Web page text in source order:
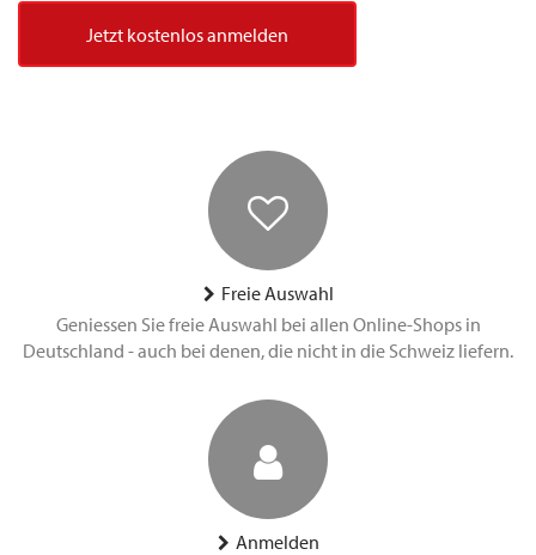
Jetzt kostenlos anmelden
Freie Auswahl
Geniessen Sie freie Auswahl bei allen Online-Shops in
Deutschland - auch bei denen, die nicht in die Schweiz liefern.
Anmelden